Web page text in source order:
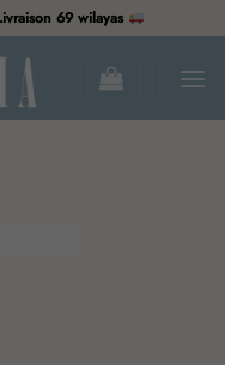
69 wilayas